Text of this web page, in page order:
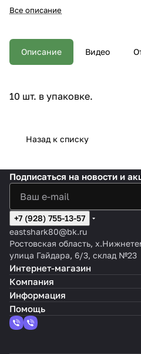
Все описание
Описание Видео
10 шт. в упаковке.
Назад к списку
Подписаться на новости и
+7 (928) 755-13-57
eastshark80@bk.ru
Ростовская область,
улица Гайдара, 6/3, склад №23
Интернет-магазин
Компания
Информация
Помощь